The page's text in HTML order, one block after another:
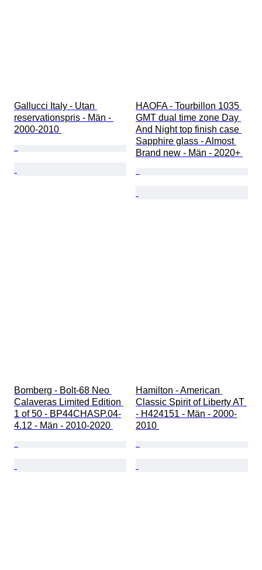
Gallucci Italy - Utan
reservationspris - Män -
2000-2010
HAOFA - Tourbillon 1035
GMT dual time zone Day
And Night top finish case
Sapphire glass - Almost
Brand new - Män - 2020+
Bomberg - Bolt-68 Neo
Calaveras Limited Edition
1 of 50 - BP44CHASP.04-
4.12 - Män - 2010-2020
Hamilton - American
Classic Spirit of Liberty AT
- H424151 - Män - 2000-
2010